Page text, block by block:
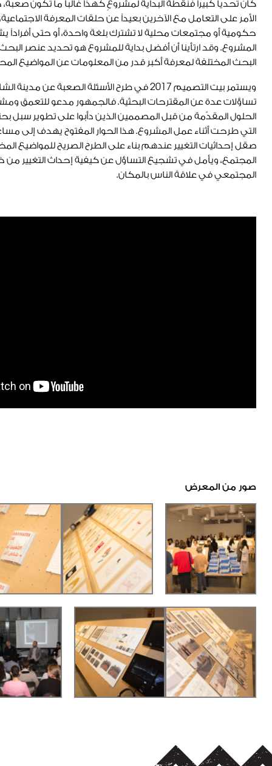
كان تحدياً كبيراً فنقطة البداية لمشروعٍ كهذا غالباً ما تكون
الأمر على التعامل مع الآخرين بعيداً عن حلقات المعرفة
حكومية أو مجتمعات محلية لا تشترك بلغة واحدة، أو حتى أفراداً
المشروع. وقد ارتأينا أن أفضل بداية للمشروع هو تحديد عنصر
البحث المختلفة لمعرفة أكبر قدر من المعلومات عن المواضيع
ويستمر بيت التصميم 2017في طرح الأسئلة الصعبة عن مدينة
تساؤلات عدة عن المقترحات البحثية. فالجمهور مدعو للتعمق
الحلول المقدّمة من قبل المصممين الذين دأبوا على تطوير سبل
التي طرحت أثناء عمل المشروع. هذا الحوار المفتوح يهدف إلى
صقل إحداثيات التغيير عندهم بناء على الطرح الصريح للمواضيع
المجتمع، ويأمل في تشجيع التساؤل عن كيفية إحداث التغيير من
المجتمعي في علاقة الناس بالمكان.
صور من المعرض